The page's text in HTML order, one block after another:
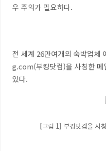
우 주의가 필요하다.
전 세계 26만여개의 숙박업
g.com(부킹닷컴)을 사칭한 메
있다.
[그림 1] 부킹닷컴을 사